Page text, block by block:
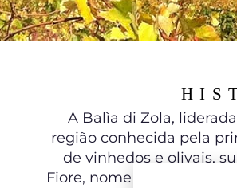
A Balìa di Zola,
região conhecida pela
de vinhedos e olivais,
Fiore, nome importante